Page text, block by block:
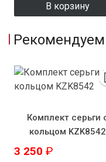
В корзину
Комплект серьги
кольцом KZK8542
3 250 ₽